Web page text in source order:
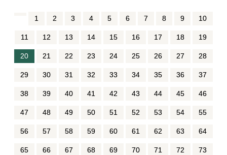
1 2 3 4 5 6 7 8 9 10
11 12 13 14 15 16 17 18 19
20 21 22 23 24 25 26 27 28
29 30 31 32 33 34 35 36 37
38 39 40 41 42 43 44 45 46
47 48 49 50 51 52 53 54 55
56 57 58 59 60 61 62 63 64
65 66 67 68 69 70 71 72 73